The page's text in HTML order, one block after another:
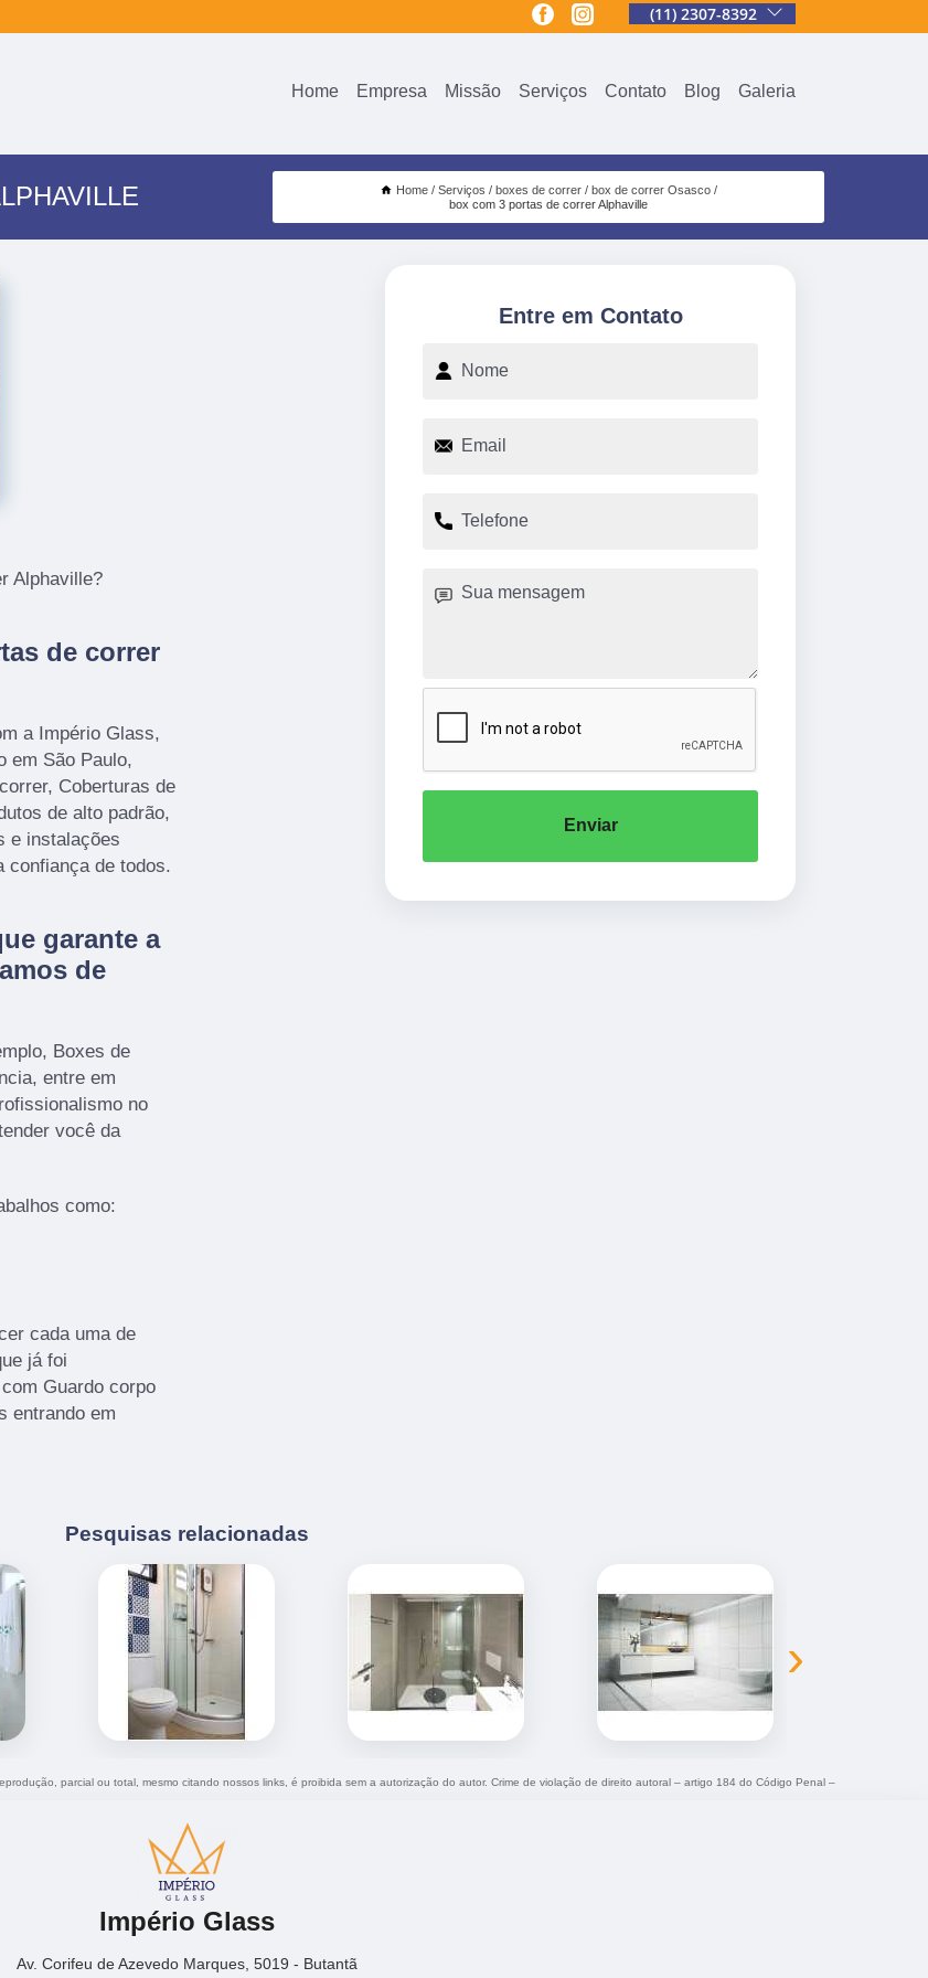
(11) 2307-8392
Home Empresa Missão Serviços Contato Blog Galeria
Home Serviços boxes de correr
box de correr Osasco
box com 3 portas de correr Alphaville
Alphaville?
de correr
a Império Glass,
em São Paulo,
Coberturas de
de alto padrão,
e instalações
confiança de todos.
garante a
de
Boxes de
entre em
no
você da
como:
cada uma de
já foi
Guardo corpo
entrando em
Entre em Contato
Enviar
Pesquisas relacionadas
›
parcial ou total, mesmo citando nossos links, é proibida sem a autorização do autor. Crime de violação de direito autoral – artigo 184 do Código Penal –
Império Glass
Av. Corifeu de Azevedo Marques, 5019 - Butantã